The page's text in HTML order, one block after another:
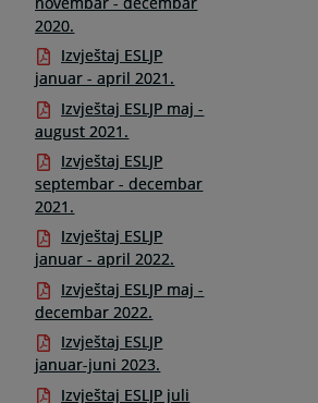
2020.
Izvještaj ESLJP
januar - april 2021.
Izvještaj ESLJP maj -
august 2021.
Izvještaj ESLJP
septembar - decembar
2021.
Izvještaj ESLJP
januar - april 2022.
Izvještaj ESLJP maj -
decembar 2022.
Izvještaj ESLJP
januar-juni 2023.
Izvještaj ESLJP juli